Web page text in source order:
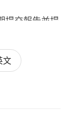
提交報告並提
驗，有高端
文